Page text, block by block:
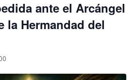
ante el Arcángel
la Hermandad del